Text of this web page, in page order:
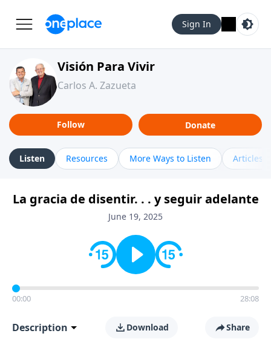
Sign In
Visión Para Vivir
Carlos A. Zazueta
Follow Donate
Listen Resources More Ways to Listen Articles
La gracia de disentir. . . y seguir adelante
June 19, 2025
00:00 28:08
Description Download Share